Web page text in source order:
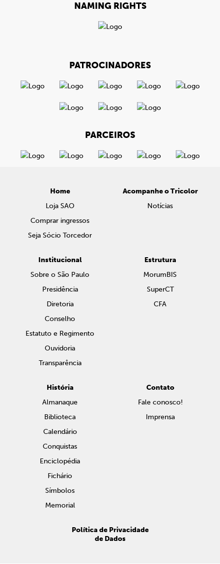
NAMING RIGHTS
PATROCINADORES
PARCEIROS
Home
Loja SAO
Comprar ingressos
Seja Sócio Torcedor
Acompanhe o Tricolor
Notícias
Institucional
Sobre o São Paulo
Presidência
Diretoria
Conselho
Estatuto e Regimento
Ouvidoria
Transparência
Estrutura
MorumBIS
SuperCT
CFA
História
Almanaque
Biblioteca
Calendário
Conquistas
Enciclopédia
Fichário
Símbolos
Memorial
Contato
Fale conosco!
Imprensa
Política de Privacidade
de Dados